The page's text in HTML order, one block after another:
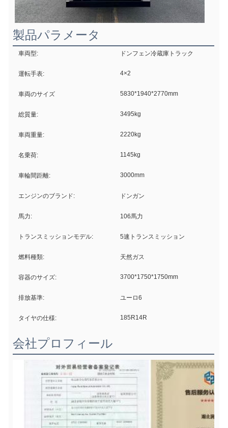
製品パラメータ
車両型: ドンフェン冷蔵庫トラック
運転手表: 4×2
車両のサイズ 5830*1940*2770mm
総質量: 3495kg
車両重量: 2220kg
名乗荷: 1145kg
車輪間距離: 3000mm
エンジンのブランド: ドンガン
馬力: 106馬力
トランスミッションモデル: 5速トランスミッション
燃料種類: 天然ガス
容器のサイズ: 3700*1750*1750mm
排放基準: ユーロ6
タイヤの仕様: 185R14R
会社プロフィール